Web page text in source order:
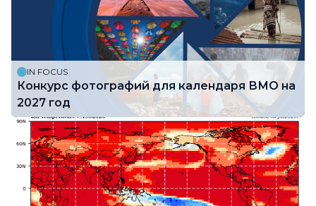
IN FOCUS
Конкурс фотографий для календаря ВМО на
2027 год